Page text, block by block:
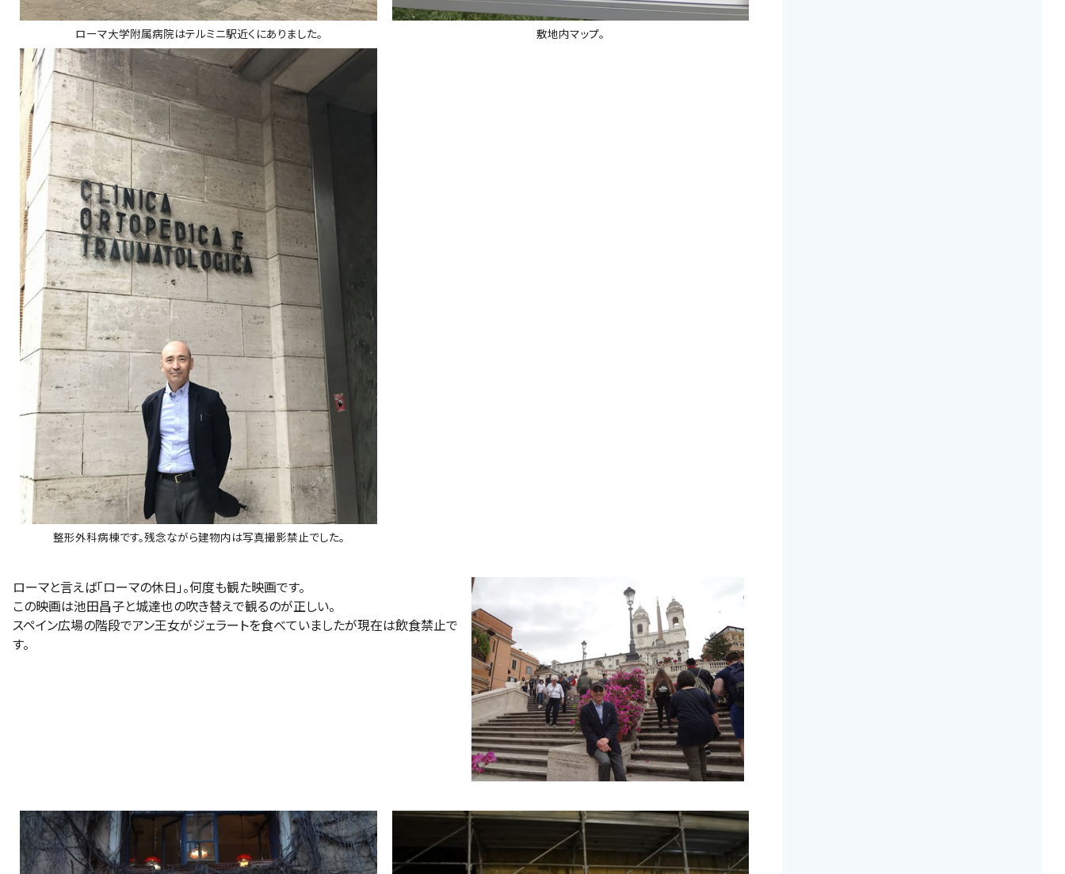
ローマ大学附属病院はテルミニ駅近くにありました。 敷地内マップ。
整形外科病棟です。残念ながら建物内は写真撮影禁止でした。
ローマと言えば「ローマの休日」。何度も観た映画です。
この映画は池田昌子と城達也の吹き替えで観るのが正しい。
スペイン広場の階段でアン王女がジェラートを食べていましたが現在は飲食禁止で
す。